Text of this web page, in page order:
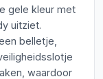
gele kleur met
uitziet.
belletje,
waardoor